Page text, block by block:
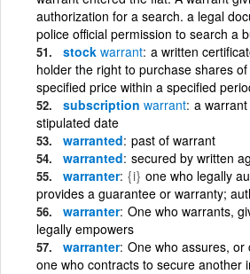
authorization for a search. a legal
police official permission to search a
stock warrant a written
holder the right to purchase shares
specified price within a specified
subscription warrant a
stipulated date
warranted past of warrant
warranted secured by written
warranter {i} one who legally
provides a guarantee or warranty;
warranter One who warrants,
legally empowers
warranter One who assures, or
one who contracts to secure another